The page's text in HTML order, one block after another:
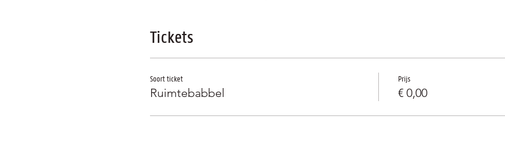
Tickets
Soort ticket
Ruimtebabbel
Prijs
€ 0,00